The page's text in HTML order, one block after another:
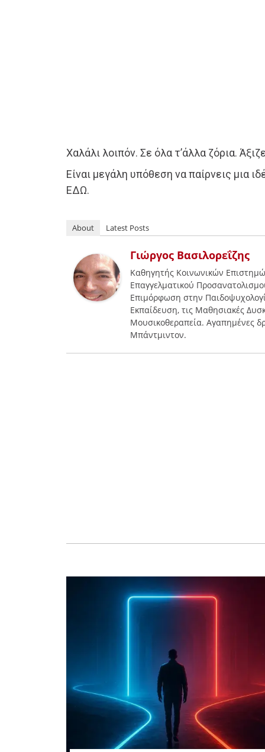
Χαλάλι λοιπόν. Σε όλα τ’άλλα ζόρια.
Είναι μεγάλη υπόθεση να παίρνεις μια
ΕΔΩ.
About Latest Posts
Γιώργος Βασιλορεΐζης
Καθηγητής Κοινωνικών
Επαγγελματικού
Επιμόρφωση στην
Εκπαίδευση, τις Μαθησιακές
Μουσικοθεραπεία. Αγαπημένες
Μπάντμιντον.